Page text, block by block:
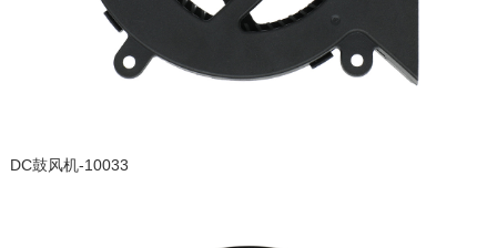
DC鼓风机-10033